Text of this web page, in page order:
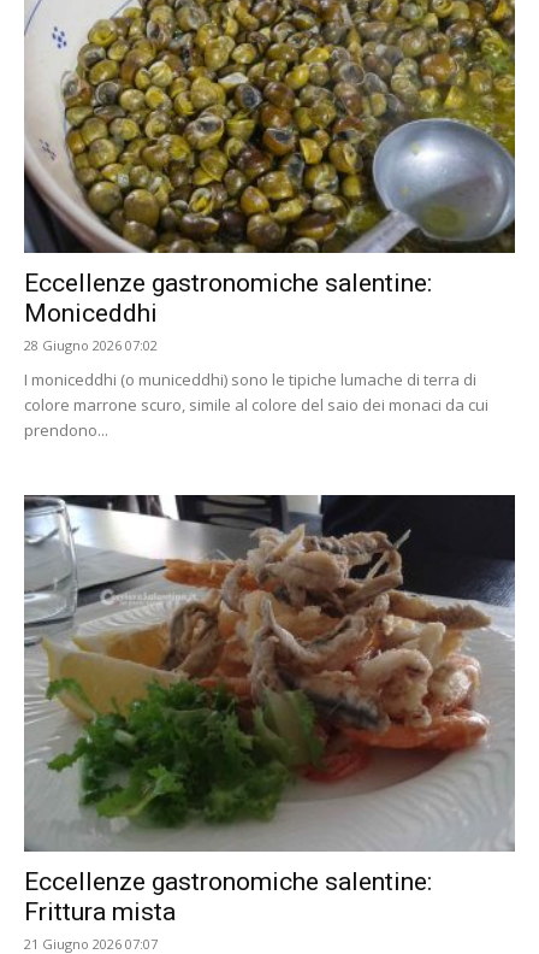
Eccellenze gastronomiche salentine:
Moniceddhi
28 Giugno 2026 07:02
I moniceddhi (o municeddhi) sono le tipiche lumache di terra di
colore marrone scuro, simile al colore del saio dei monaci da cui
prendono...
Eccellenze gastronomiche salentine:
Frittura mista
21 Giugno 2026 07:07